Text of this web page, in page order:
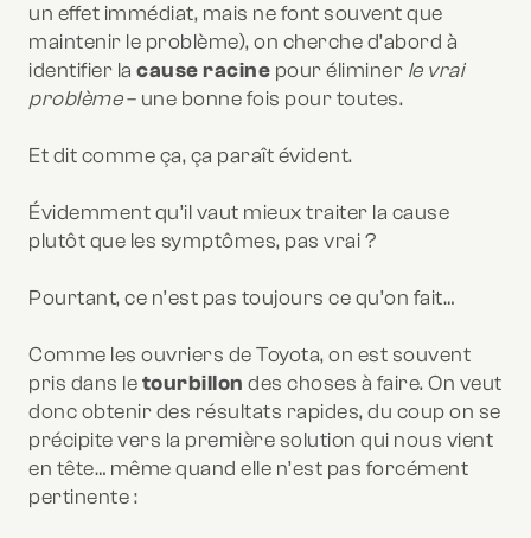
un effet immédiat, mais ne font souvent que
maintenir le problème), on cherche d’abord à
identifier la cause racine pour éliminer le vrai
problème– une bonne fois pour toutes.
Et dit comme ça, ça paraît évident.
Évidemment qu’il vaut mieux traiter la cause
plutôt que les symptômes, pas vrai ?
Pourtant, ce n’est pas toujours ce qu’on fait…
Comme les ouvriers de Toyota, on est souvent
pris dans letourbillon des choses à faire. On veut
donc obtenir des résultats rapides, du coup on se
précipite vers la première solution qui nous vient
en tête… même quand elle n’est pas forcément
pertinente :